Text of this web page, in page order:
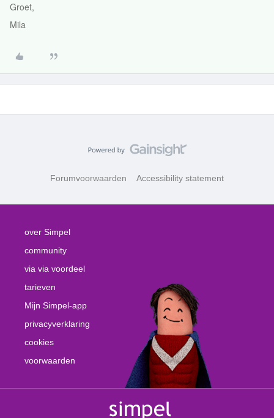
Groet,
Mila
Forumvoorwaarden Accessibility statement
over Simpel
community
via via voordeel
tarieven
Mijn Simpel-app
privacyverklaring
cookies
voorwaarden